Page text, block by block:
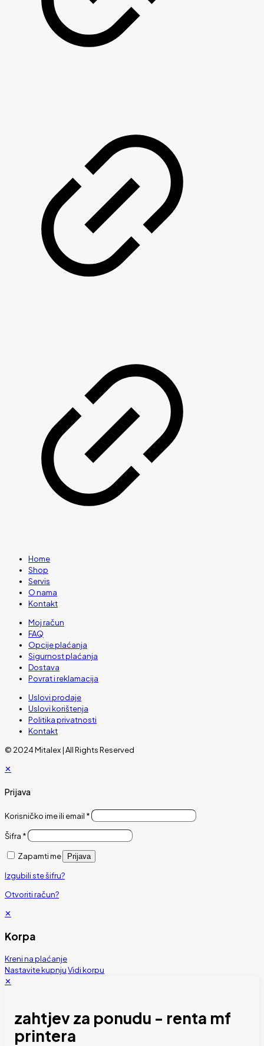
Home
Shop
Servis
O nama
Kontakt
Moj račun
FAQ
Opcije plaćanja
Sigurnost plaćanja
Dostava
Povrat i reklamacija
Uslovi prodaje
Uslovi korištenja
Politika privatnosti
Kontakt
© 2024 Mitalex | All Rights Reserved
✕
Prijava
Korisničko ime ili email *
Šifra *
Zapamti me Prijava
Izgubili ste šifru?
Otvoriti račun?
✕
Korpa
Kreni na plaćanje
Nastavite kupnjuVidi korpu
✕
zahtjev za ponudu - renta mf
printera